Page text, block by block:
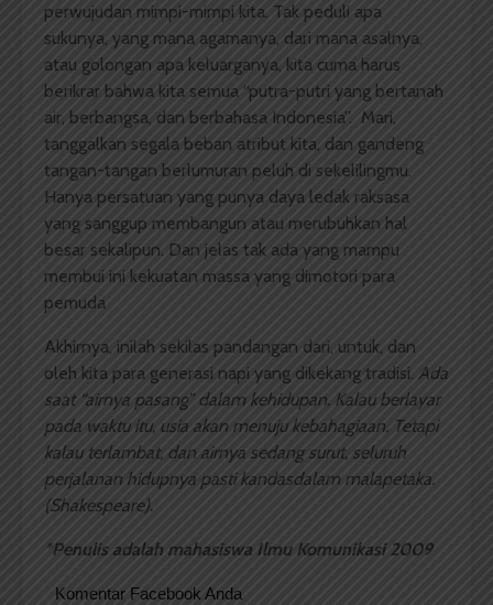
perwujudan mimpi-mimpi kita. Tak peduli apa
sukunya, yang mana agamanya, dari mana asalnya,
atau golongan apa keluarganya, kita cuma harus
berikrar bahwa kita semua “putra-putri yang bertanah
air, berbangsa, dan berbahasa Indonesia”. Mari,
tanggalkan segala beban atribut kita, dan gandeng
tangan-tangan berlumuran peluh di sekelilingmu.
Hanya persatuan yang punya daya ledak raksasa
yang sanggup membangun atau merubuhkan hal
besar sekalipun. Dan jelas tak ada yang mampu
membui ini kekuatan massa yang dimotori para
pemuda
Akhirnya, inilah sekilas pandangan dari, untuk, dan
oleh kita para generasi napi yang dikekang tradisi. Ada
saat “airnya pasang” dalam kehidupan. Kalau berlayar
pada waktu itu, usia akan menuju kebahagiaan. Tetapi
kalau terlambat, dan airnya sedang surut, seluruh
perjalanan hidupnya pasti kandasdalam malapetaka.
(Shakespeare).
*Penulis adalah mahasiswa Ilmu Komunikasi 2009
Komentar Facebook Anda